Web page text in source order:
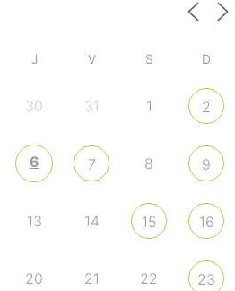
J V S D
30 31 1 2
6 7 8 9
13 14 15 16
20 21 22 23